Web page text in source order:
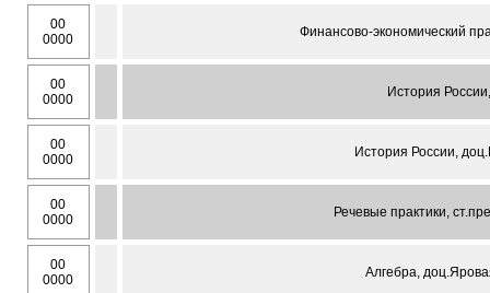
00
0000
Финансово-экономический
00
0000
История
00
0000
История России,
00
0000
Речевые практики,
00
0000
Алгебра,